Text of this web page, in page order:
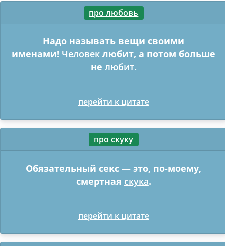
про любовь
Надо называть вещи своими
именами! Человек любит, а потом больше
не любит.
перейти к цитате
про скуку
Обязательный секс — это, по-моему,
смертная скука.
перейти к цитате